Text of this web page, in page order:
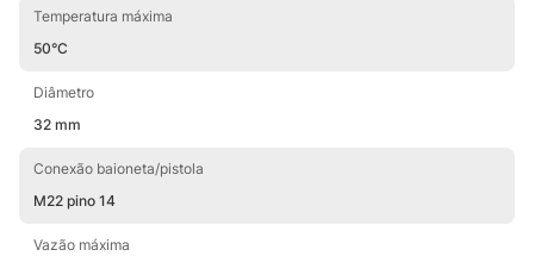
Temperatura máxima
50°C
Diâmetro
32 mm
Conexão baioneta/pistola
M22 pino 14
Vazão máxima